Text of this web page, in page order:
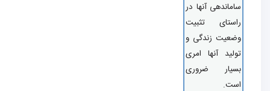
آنها در
تثبیت
زندگی و
آنها امری
ضروری